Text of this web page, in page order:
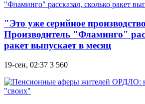
"Это уже серийное
Производитель "Фламинго"
ракет выпускает в месяц
19-сен, 02:37 3 560